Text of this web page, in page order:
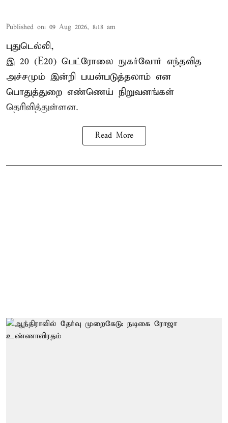
Published on: 09 Aug 2026, 8:18 am
புதுடெல்லி,
இ 20 (E20) பெட்ரோலை நுகர்வோர் எந்தவித
அச்சமும் இன்றி பயன்படுத்தலாம் என
பொதுத்துறை எண்ணெய் நிறுவனங்கள்
தெரிவித்துள்ளன.
Read More